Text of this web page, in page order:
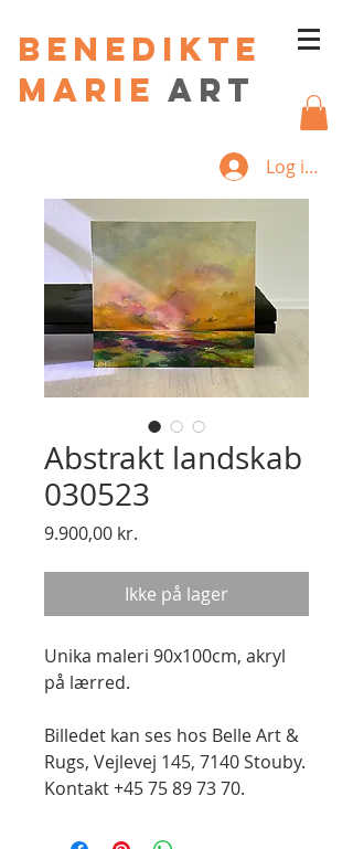
Benedikte
Marie art
Log ind
Abstrakt landskab
030523
9.900,00 kr.
Ikke på lager
Unika maleri 90x100cm, akryl
på lærred.
Billedet kan ses hos Belle Art &
Rugs, Vejlevej 145, 7140 Stouby.
Kontakt +45 75 89 73 70.